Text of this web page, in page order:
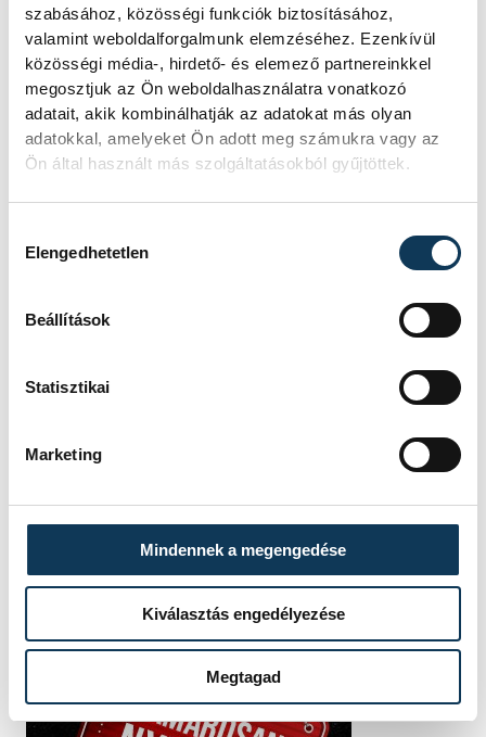
szabásához, közösségi funkciók biztosításához,
valamint weboldalforgalmunk elemzéséhez. Ezenkívül
közösségi média-, hirdető- és elemező partnereinkkel
megosztjuk az Ön weboldalhasználatra vonatkozó
adatait, akik kombinálhatják az adatokat más olyan
adatokkal, amelyeket Ön adott meg számukra vagy az
Ön által használt más szolgáltatásokból gyűjtöttek.
Elengedhetetlen
Beállítások
Statisztikai
Marketing
Mindennek a megengedése
Kiválasztás engedélyezése
Megtagad
a környezetével, az nemcsak a hóban hagy
nyomot, hanem a jövő generációk számára
is megőrzi a hegyek szépségét.
környezetvédelem